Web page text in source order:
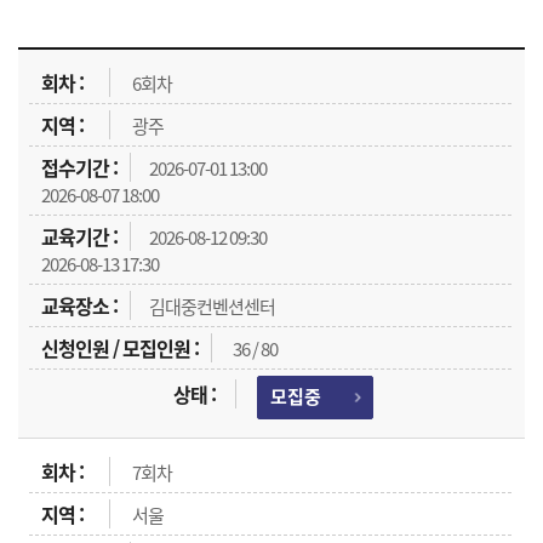
교육신청 목록을 나타낸 표로 회차, 지역, 접수기간, 교육기간, 교육장소, 신청인원/모집인원, 상태로 나뉘어 설명합니다.
6회차
광주
2026-07-01 13:00
2026-08-07 18:00
2026-08-12 09:30
2026-08-13 17:30
김대중컨벤션센터
36 / 80
모집중
7회차
서울